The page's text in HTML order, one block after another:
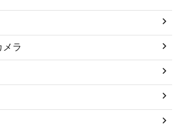
メラ